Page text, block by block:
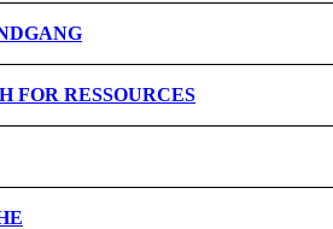
FOR RESSOURCES